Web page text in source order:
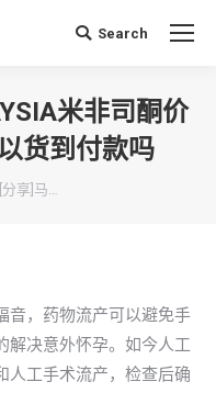
搜 Search
米非司酮价
货到付款吗
[分享]马…
音，药物流产可以避免手
解决意外怀孕。如今人工
人工手术流产，检查后确